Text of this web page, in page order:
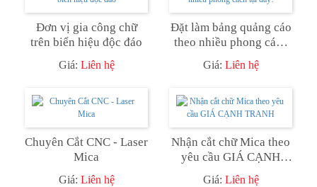
Đơn vị gia công chữ
trên biển hiệu độc đáo
Giá: Liên hệ
Đặt làm bảng quảng cáo
theo nhiều phong cách
tại đây!
Giá: Liên hệ
Chuyên Cắt CNC - Laser
Mica
Giá: Liên hệ
Nhận cắt chữ Mica theo
yêu cầu GIÁ CẠNH
TRANH
Giá: Liên hệ